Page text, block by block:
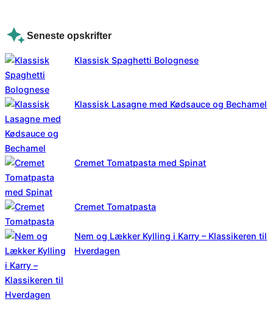
Seneste opskrifter
Klassisk Spaghetti Bolognese
Klassisk Lasagne med Kødsauce og Bechamel
Cremet Tomatpasta med Spinat
Cremet Tomatpasta
Nem og Lækker Kylling i Karry – Klassikeren til
Hverdagen